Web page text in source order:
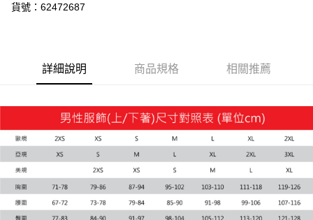
Google Pay
宅配(離島恕不配送)
每筆NT$150，滿NT$1,800(含以上)免運費
貨號：62472687
詳細說明 商品規格 相關推薦